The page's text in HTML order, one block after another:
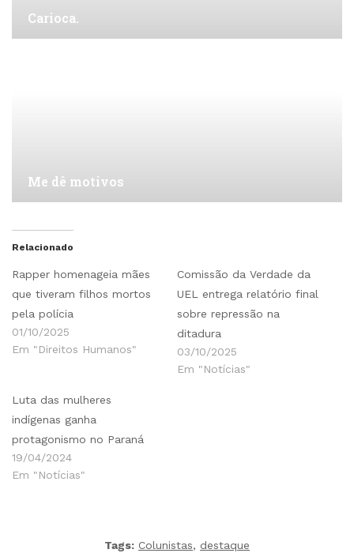
Carioca.
Me dê motivos
Relacionado
Rapper homenageia mães
que tiveram filhos mortos
pela polícia
01/10/2025
Em "Direitos Humanos"
Comissão da Verdade da
UEL entrega relatório final
sobre repressão na
ditadura
03/10/2025
Em "Notícias"
Luta das mulheres
indígenas ganha
protagonismo no Paraná
19/04/2024
Em "Notícias"
Tags: Colunistas, destaque